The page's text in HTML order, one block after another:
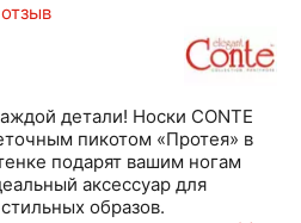
детали! Носки CONTE
пикотом «Протея» в
подарят вашим ногам
аксессуар для
образов.